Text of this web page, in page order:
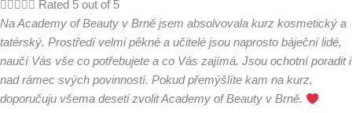
     Rated 5 out of 5
Na Academy of Beauty v Brně jsem absolvovala kurz kosmetický a
tatérský. Prostředí velmi pěkné a učitelé jsou naprosto báječní lidé,
naučí Vás vše co potřebujete a co Vás zajímá. Jsou ochotní poradit i
nad rámec svých povinností. Pokud přemýšlíte kam na kurz,
doporučuju všema deseti zvolit Academy of Beauty v Brně.